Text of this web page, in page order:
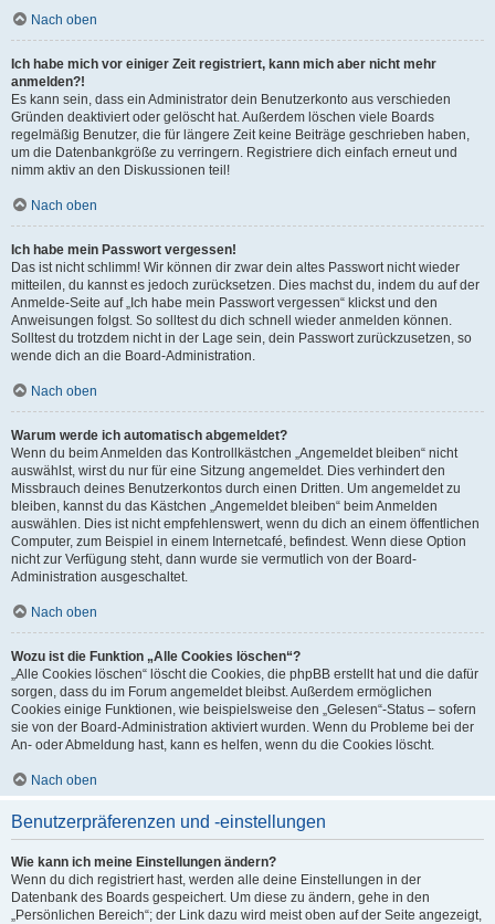
Nach oben
Ich habe mich vor einiger Zeit registriert, kann mich aber nicht mehr
anmelden?!
Es kann sein, dass ein Administrator dein Benutzerkonto aus verschieden
Gründen deaktiviert oder gelöscht hat. Außerdem löschen viele Boards
regelmäßig Benutzer, die für längere Zeit keine Beiträge geschrieben haben,
um die Datenbankgröße zu verringern. Registriere dich einfach erneut und
nimm aktiv an den Diskussionen teil!
Nach oben
Ich habe mein Passwort vergessen!
Das ist nicht schlimm! Wir können dir zwar dein altes Passwort nicht wieder
mitteilen, du kannst es jedoch zurücksetzen. Dies machst du, indem du auf der
Anmelde-Seite auf „Ich habe mein Passwort vergessen“ klickst und den
Anweisungen folgst. So solltest du dich schnell wieder anmelden können.
Solltest du trotzdem nicht in der Lage sein, dein Passwort zurückzusetzen, so
wende dich an die Board-Administration.
Nach oben
Warum werde ich automatisch abgemeldet?
Wenn du beim Anmelden das Kontrollkästchen „Angemeldet bleiben“ nicht
auswählst, wirst du nur für eine Sitzung angemeldet. Dies verhindert den
Missbrauch deines Benutzerkontos durch einen Dritten. Um angemeldet zu
bleiben, kannst du das Kästchen „Angemeldet bleiben“ beim Anmelden
auswählen. Dies ist nicht empfehlenswert, wenn du dich an einem öffentlichen
Computer, zum Beispiel in einem Internetcafé, befindest. Wenn diese Option
nicht zur Verfügung steht, dann wurde sie vermutlich von der Board-
Administration ausgeschaltet.
Nach oben
Wozu ist die Funktion „Alle Cookies löschen“?
„Alle Cookies löschen“ löscht die Cookies, die phpBB erstellt hat und die dafür
sorgen, dass du im Forum angemeldet bleibst. Außerdem ermöglichen
Cookies einige Funktionen, wie beispielsweise den „Gelesen“-Status – sofern
sie von der Board-Administration aktiviert wurden. Wenn du Probleme bei der
An- oder Abmeldung hast, kann es helfen, wenn du die Cookies löscht.
Nach oben
Benutzerpräferenzen und -einstellungen
Wie kann ich meine Einstellungen ändern?
Wenn du dich registriert hast, werden alle deine Einstellungen in der
Datenbank des Boards gespeichert. Um diese zu ändern, gehe in den
„Persönlichen Bereich“; der Link dazu wird meist oben auf der Seite angezeigt,